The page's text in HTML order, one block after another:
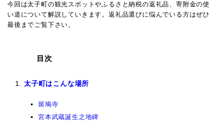
今回は太子町の観光スポットやふるさと納税の返礼品、寄附金の使
い道について解説していきます。 返礼品選びに悩んでいる方はぜひ
最後までご覧下さい。
目次
太子町はこんな場所
斑鳩寺
宮本武蔵誕生之地碑